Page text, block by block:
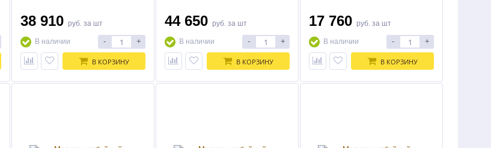
38 910 руб. за шт
В наличии - +
В КОРЗИНУ
44 650 руб. за шт
В наличии - +
В КОРЗИНУ
17 760 руб. за шт
В наличии - +
В КОРЗИНУ